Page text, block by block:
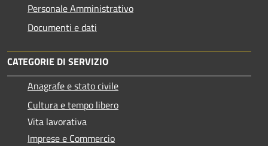
Personale Amministrativo
Documenti e dati
CATEGORIE DI SERVIZIO
Anagrafe e stato civile
Cultura e tempo libero
Vita lavorativa
Imprese e Commercio